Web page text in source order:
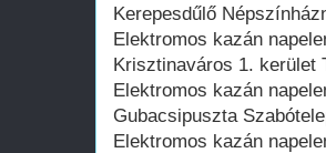
Kerepesdűlő
Elektromos kazán
Krisztinaváros 1. kerület
Elektromos kazán
Gubacsipuszta
Elektromos kazán